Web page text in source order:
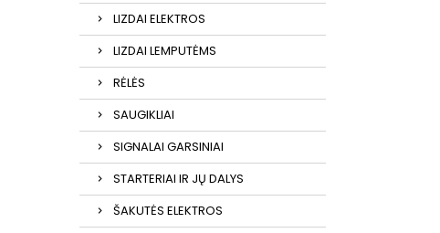
LIZDAI ELEKTROS
LIZDAI LEMPUTĖMS
RĖLĖS
SAUGIKLIAI
SIGNALAI GARSINIAI
STARTERIAI IR JŲ DALYS
ŠAKUTĖS ELEKTROS